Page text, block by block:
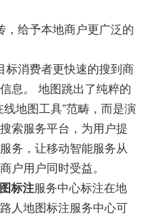
，给予本地商户更广泛的
标消费者更快速的搜到商
息。 地图跳出了纯粹的
地图工具”范畴，而是演
索服务平台，为用户提
务，让移动智能服务从
户用户同时受益。
标注服务中心标注在地
人地图标注服务中心可